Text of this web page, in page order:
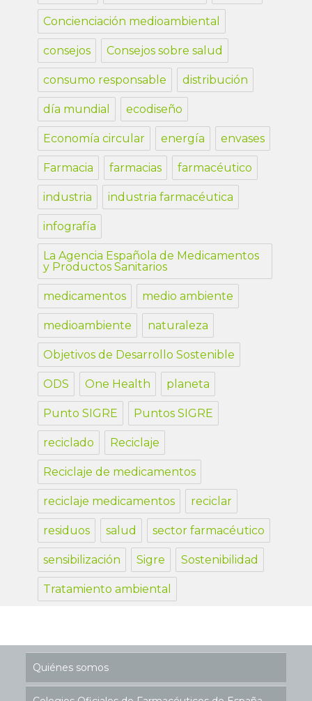
Concienciación medioambiental
consejos Consejos sobre salud
consumo responsable distribución
día mundial ecodiseño
Economía circular energía envases
Farmacia farmacias farmacéutico
industria industria farmacéutica
infografía
La Agencia Española de Medicamentos
y Productos Sanitarios
medicamentos medio ambiente
medioambiente naturaleza
Objetivos de Desarrollo Sostenible
ODS One Health planeta
Punto SIGRE Puntos SIGRE
reciclado Reciclaje
Reciclaje de medicamentos
reciclaje medicamentos reciclar
residuos salud sector farmacéutico
sensibilización Sigre Sostenibilidad
Tratamiento ambiental
Quiénes somos